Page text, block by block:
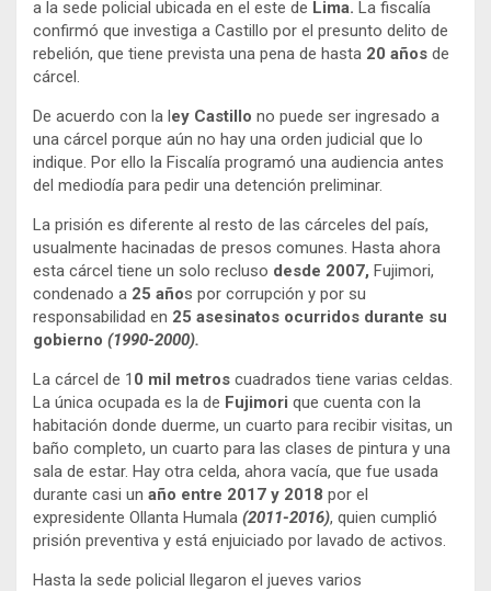
a la sede policial ubicada en el este de Lima. La fiscalía
confirmó que investiga a Castillo por el presunto delito de
rebelión, que tiene prevista una pena de hasta 20 años de
cárcel.
De acuerdo con la ley Castillo no puede ser ingresado a
una cárcel porque aún no hay una orden judicial que lo
indique. Por ello la Fiscalía programó una audiencia antes
del mediodía para pedir una detención preliminar.
La prisión es diferente al resto de las cárceles del país,
usualmente hacinadas de presos comunes. Hasta ahora
esta cárcel tiene un solo recluso desde 2007, Fujimori,
condenado a 25 años por corrupción y por su
responsabilidad en 25 asesinatos ocurridos durante su
gobierno (1990-2000).
La cárcel de 1 0 mil metros cuadrados tiene varias celdas.
La única ocupada es la de Fujimori que cuenta con la
habitación donde duerme, un cuarto para recibir visitas, un
baño completo, un cuarto para las clases de pintura y una
sala de estar. Hay otra celda, ahora vacía, que fue usada
durante casi un año entre 2017 y 2018 por el
expresidente Ollanta Humala (2011-2016), quien cumplió
prisión preventiva y está enjuiciado por lavado de activos.
Hasta la sede policial llegaron el jueves varios